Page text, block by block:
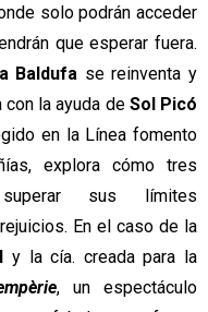
solo podrán acceder
que esperar fuera.
Baldufa se reinventa y
con la ayuda de
en la Línea fomento
explora cómo tres
sus límites
En el caso de la
y la cía. creada para la
, un espectáculo